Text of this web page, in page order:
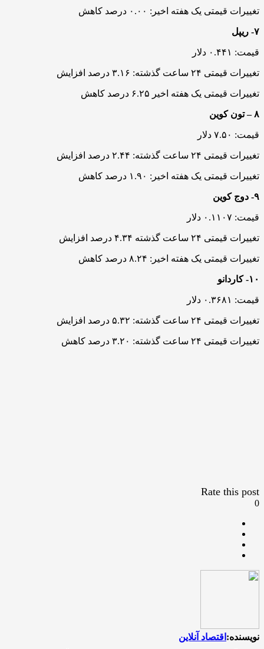
تغییرات قیمتی یک هفته اخیر: ۰.۰۰ درصد کاهش
۷- ریپل
قیمت: ۰.۴۴۱ دلار
تغییرات قیمتی ۲۴ ساعت گذشته: ۳.۱۶ درصد افزایش
تغییرات قیمتی یک هفته اخیر ۶.۲۵ درصد کاهش
۸ – تون کوین
قیمت: ۷.۵۰ دلار
تغییرات قیمتی ۲۴ ساعت گذشته: ۲.۴۴ درصد افزایش
تغییرات قیمتی یک هفته اخیر: ۱.۹۰ درصد کاهش
۹- دوج کوین
قیمت: ۰.۱۱۰۷ دلار
تغییرات قیمتی ۲۴ ساعت گذشته ۴.۳۴ درصد افزایش
تغییرات قیمتی یک هفته اخیر: ۸.۲۴ درصد کاهش
۱۰- کاردانو
قیمت: ۰.۳۶۸۱ دلار
تغییرات قیمتی ۲۴ ساعت گذشته: ۵.۳۲ درصد افزایش
تغییرات قیمتی ۲۴ ساعت گذشته: ۳.۲۰ درصد کاهش
Rate this post
0
نویسنده: اقتصاد آنلاین